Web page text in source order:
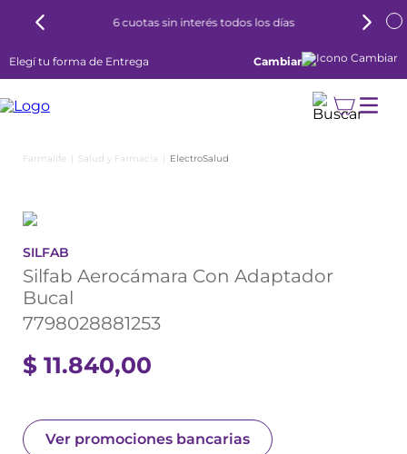
6 cuotas sin interés todos los días
Elegí tu forma de Entrega Cambiar
Salud y Farmacia ElectroSalud
SILFAB
Silfab Aerocámara Con Adaptador
Bucal
7798028881253
$ 11.840,00
Ver promociones bancarias